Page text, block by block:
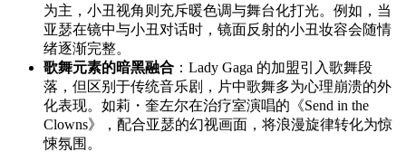
为主，小丑视角则充斥暖色调与舞台化打光。例如，当
亚瑟在镜中与小丑对话时，镜面反射的小丑妆容会随情
绪逐渐完整。
歌舞元素的暗黑融合 ：Lady Gaga 的加盟引入歌舞段
落，但区别于传统音乐剧，片中歌舞多为心理崩溃的外
化表现。如莉・奎左尔在治疗室演唱的《Send in the
Clowns》，配合亚瑟的幻视画面，将浪漫旋律转化为惊
悚氛围。